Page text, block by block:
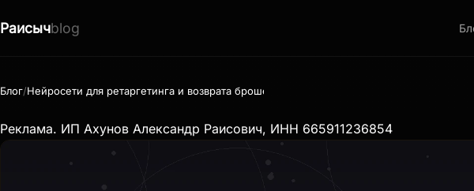
Раисычblog
Блог Нейросети для ретаргетинга и возврата брошенных корзин: как AI возвращает до
Реклама. ИП Ахунов Александр Раисович, ИНН 665911236854